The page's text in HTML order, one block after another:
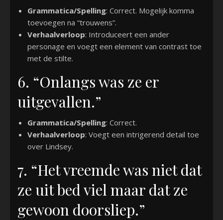
Grammatica/Spelling: Correct. Mogelijk komma
toevoegen na “trouwens”.
Verhaalverloop: Introduceert een ander
personage en voegt een element van contrast toe
met de stilte.
6. “Onlangs was ze er
uitgevallen.”
Grammatica/Spelling: Correct.
Verhaalverloop: Voegt een intrigerend detail toe
over Lindsey.
7. “Het vreemde was niet dat
ze uit bed viel maar dat ze
gewoon doorsliep.”